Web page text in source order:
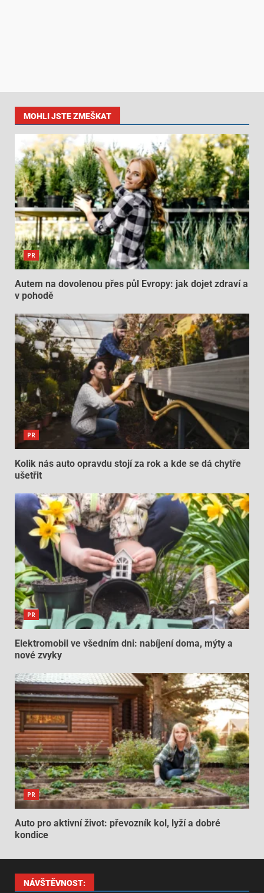
MOHLI JSTE ZMEŠKAT
PR
Autem na dovolenou přes půl Evropy: jak dojet zdraví a
v pohodě
PR
Kolik nás auto opravdu stojí za rok a kde se dá chytře
ušetřit
PR
Elektromobil ve všedním dni: nabíjení doma, mýty a
nové zvyky
PR
Auto pro aktivní život: převozník kol, lyží a dobré
kondice
NÁVŠTĚVNOST: